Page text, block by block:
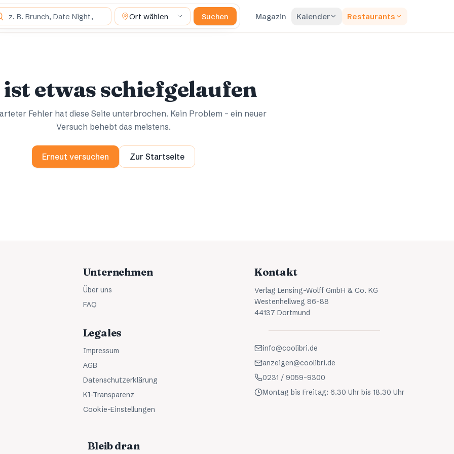
suchst du? Ort wählen Suchen Magazin Kalender Restaurants
ist etwas schiefgelaufen
Fehler hat diese Seite unterbrochen. Kein Problem – ein neuer
Versuch behebt das meistens.
Erneut versuchen Zur Startseite
Unternehmen
Über uns
FAQ
Legales
Impressum
AGB
Datenschutzerklärung
KI-Transparenz
Cookie-Einstellungen
Kontakt
Verlag Lensing-Wolff GmbH & Co. KG
Westenhellweg 86-88
44137 Dortmund
info@coolibri.de
anzeigen@coolibri.de
0231 / 9059-9300
Montag bis Freitag: 6.30 Uhr bis 18.30 Uhr
Bleib dran